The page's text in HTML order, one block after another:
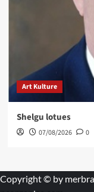
Art Kulture
Shelgu lotues
07/08/2026 0
Copyright © by